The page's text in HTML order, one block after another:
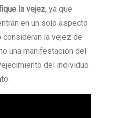
la vejez, ya que
en un solo aspecto
la vejez de
una manifestación del
del individuo